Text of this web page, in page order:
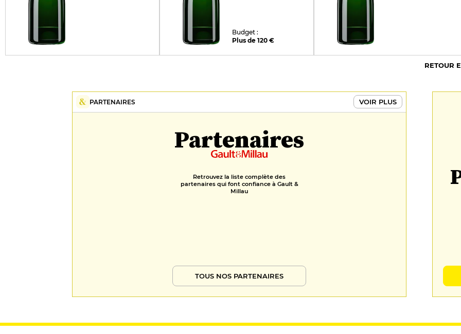
Budget :
Plus de 120 €
RETOUR
PARTENAIRES VOIR PLUS
Partenaires
Retrouvez la liste complète des
partenaires qui font confiance à Gault &
Millau
TOUS NOS PARTENAIRES